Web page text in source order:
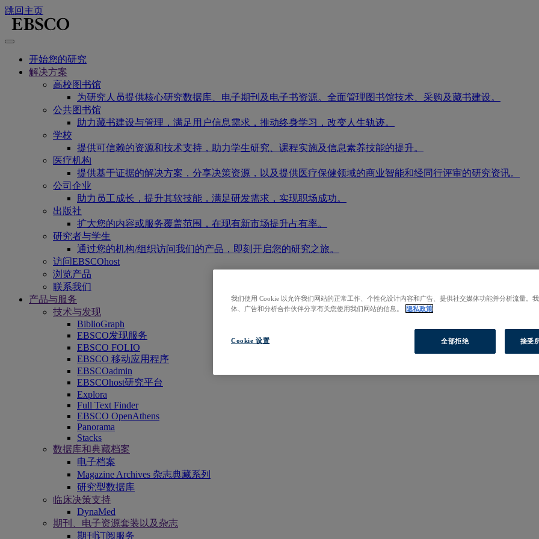
跳回主页
开始您的研究
解决方案
高校图书馆
为研究人员提供核心研究数据库、电子期刊及电子书资源。全面管理图书馆技术、采购及藏书建设。
公共图书馆
助力藏书建设与管理，满足用户信息需求，推动终身学习，改变人生轨迹。
学校
提供可信赖的资源和技术支持，助力学生研究、课程实施及信息素养技能的提升。
医疗机构
提供基于证据的解决方案，分享决策资源，以及提供医疗保健领域的商业智能和经同行评审的研究资讯。
公司企业
助力员工成长，提升其软技能，满足研发需求，实现职场成功。
出版社
扩大您的内容或服务覆盖范围，在现有新市场提升占有率。
研究者与学生
通过您的机构/组织访问我们的产品，即刻开启您的研究之旅。
访问EBSCOhost
浏览产品
联系我们
产品与服务
技术与发现
BiblioGraph
EBSCO发现服务
EBSCO FOLIO
EBSCO 移动应用程序
EBSCOadmin
EBSCOhost研究平台
Explora
Full Text Finder
EBSCO OpenAthens
Panorama
Stacks
数据库和典藏档案
电子档案
Magazine Archives 杂志典藏系列
研究型数据库
临床决策支持
DynaMed
期刊、电子资源套装以及杂志
期刊订阅服务
我们使用 Cookie 以允许我们网站的正常工作、个性化设计内容和广告、提供社交媒体功能并分析流量。
体、广告和分析合作伙伴分享有关您使用我们网站的信息。
隐私政策
Cookie 设置 全部拒绝 接受